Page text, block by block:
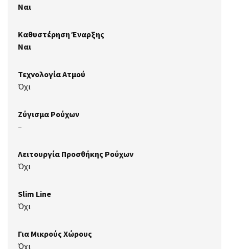
Ναι
Καθυστέρηση Έναρξης
Ναι
Τεχνολογία Ατμού
Όχι
Ζύγισμα Ρούχων
–
Λειτουργία Προσθήκης Ρούχων
Όχι
Slim Line
Όχι
Για Μικρούς Χώρους
Όχι